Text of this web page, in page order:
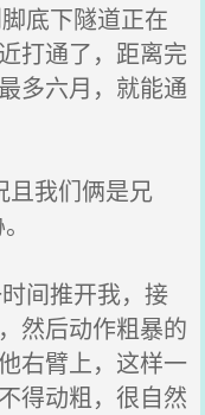
底下隧道正在
打通了，距离完
多六月，就能通
我们俩是兄
间推开我，接
然后动作粗暴的
右臂上，这样一
得动粗，很自然